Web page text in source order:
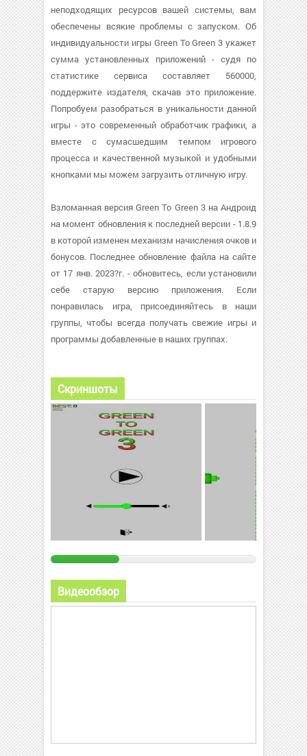
неподходящих ресурсов вашей системы, вам
обеспечены всякие проблемы с запуском. Об
индивидуальности игры Green To Green 3 укажет
сумма установленных приложений - судя по
статистике сервиса составляет 560000,
поддержите издателя, скачав это приложение.
Попробуем разобраться в уникальности данной
игры - это современный обработчик графики, а
вместе с сумасшедшим темпом игрового
процесса и качественной музыкой и удобными
кнопками мы можем загрузить отличную игру.
Взломанная версия Green To Green 3 на Андроид
на момент обновления к последней версии - 1.8.9
в которой изменен механизм начисления очков и
бонусов. Последнее обновление файла на сайте
от 17 янв. 2023?г. - обновитесь, если установили
себе старую версию приложения. Если
понравилась игра, присоединяйтесь в наши
группы, чтобы всегда получать свежие игры и
программы добавленные в наших группах.
Скриншоты
Видеообзор